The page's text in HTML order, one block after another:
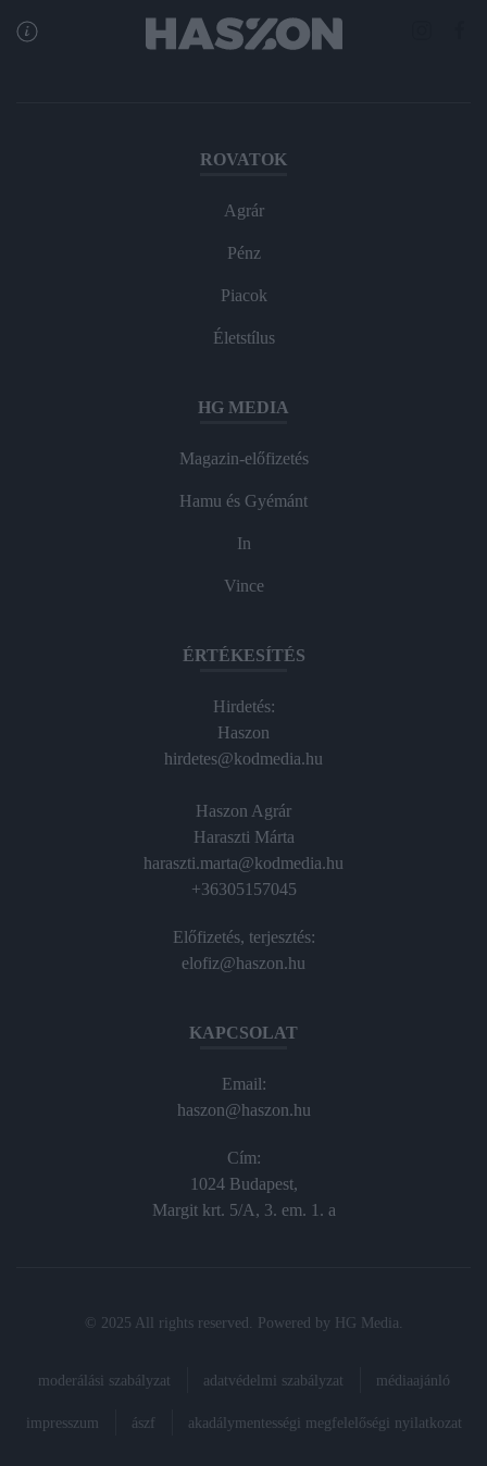
ROVATOK
Agrár
Pénz
Piacok
Életstílus
HG MEDIA
Magazin-előfizetés
Hamu és Gyémánt
In
Vince
ÉRTÉKESÍTÉS
Hirdetés:
Haszon
hirdetes@kodmedia.hu
Haszon Agrár
Haraszti Márta
haraszti.marta@kodmedia.hu
+36305157045
Előfizetés, terjesztés:
elofiz@haszon.hu
KAPCSOLAT
Email:
haszon@haszon.hu
Cím:
1024 Budapest,
Margit krt. 5/A, 3. em. 1. a
© 2025 All rights reserved. Powered by HG Media
moderálási szabályzat adatvédelmi szabályzat médiaajánló
impresszum ászf akadálymentességi megfelelőségi nyilatkozat